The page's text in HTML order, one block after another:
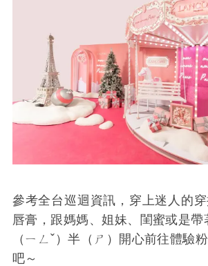
參考全台巡迴資訊，穿上迷人的
唇膏，跟媽媽、姐妹、閨蜜或是帶
（ㄧㄥˇ）半（ㄕ）開心前往體驗
吧～